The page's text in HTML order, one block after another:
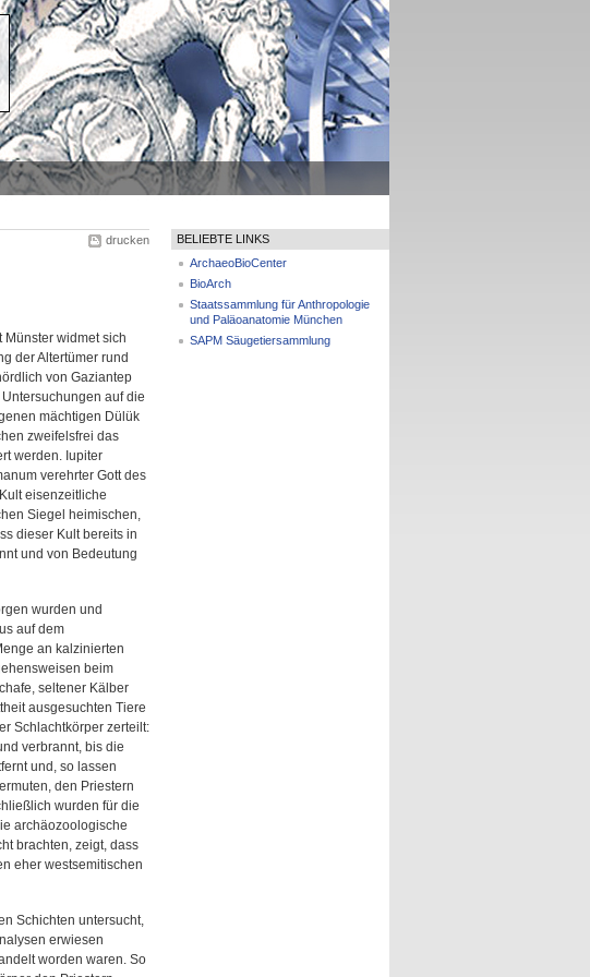
drucken
widmet sich
der Altertümer rund
von Gaziantep
auf die
mächtigen Dülük
zweifelsfrei das
werden. Iupiter
verehrter Gott des
eisenzeitliche
Siegel heimischen,
dieser Kult bereits in
und von Bedeutung
wurden und
auf dem
an kalzinierten
beim
seltener Kälber
ausgesuchten Tiere
Schlachtkörper zerteilt:
verbrannt, bis die
und, so lassen
den Priestern
wurden für die
archäozoologische
brachten, zeigt, dass
eher westsemitischen
Schichten untersucht,
erwiesen
worden waren. So
BELIEBTE LINKS
ArchaeoBioCenter
BioArch
Staatssammlung für Anthropologie
und Paläoanatomie München
SAPM Säugetiersammlung